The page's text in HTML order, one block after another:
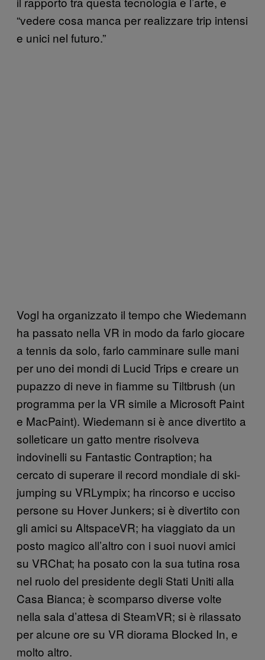
“vedere cosa manca per realizzare trip intensi
e unici nel futuro.”
Vogl ha organizzato il tempo che Wiedemann
ha passato nella VR in modo da farlo giocare
a tennis da solo, farlo camminare sulle mani
per uno dei mondi di Lucid Trips e creare un
pupazzo di neve in fiamme su Tiltbrush (un
programma per la VR simile a Microsoft Paint
e MacPaint). Wiedemann si è ance divertito a
solleticare un gatto mentre risolveva
indovinelli su Fantastic Contraption; ha
cercato di superare il record mondiale di ski-
jumping su VRLympix; ha rincorso e ucciso
persone su Hover Junkers; si è divertito con
gli amici su AltspaceVR; ha viaggiato da un
posto magico all’altro con i suoi nuovi amici
su VRChat; ha posato con la sua tutina rosa
nel ruolo del presidente degli Stati Uniti alla
Casa Bianca; è scomparso diverse volte
nella sala d’attesa di SteamVR; si è rilassato
per alcune ore su VR diorama Blocked In, e
molto altro.